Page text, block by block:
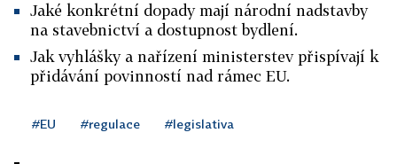
Jaké konkrétní dopady mají národní nadstavby
na stavebnictví a dostupnost bydlení.
Jak vyhlášky a nařízení ministerstev přispívají k
přidávání povinností nad rámec EU.
#EU #regulace #legislativa